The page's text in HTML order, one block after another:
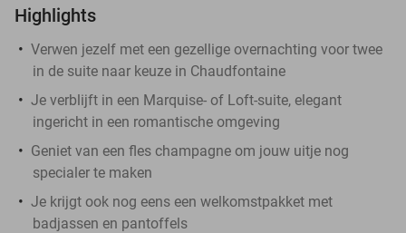
Highlights
​Verwen jezelf met een gezellige overnachting voor twee
in de suite naar keuze in Chaudfontaine
Je verblijft in een Marquise- of Loft-suite, elegant
ingericht in een romantische omgeving
Geniet van een fles champagne om jouw uitje nog
specialer te maken
Je krijgt ook nog eens een welkomstpakket met
badjassen en pantoffels